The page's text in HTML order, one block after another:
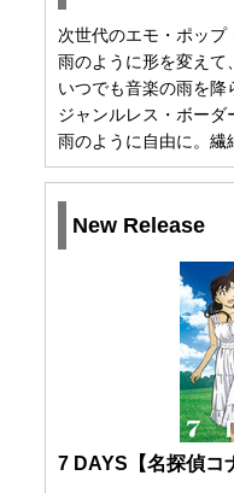
次世代のエモ・ポップ
⾬のように形を変えて
いつでも⾳楽の⾬を降
ジャンルレス・ボーダ
⾬のように⾃由に。繊
New Release
7 DAYS【名探偵コ